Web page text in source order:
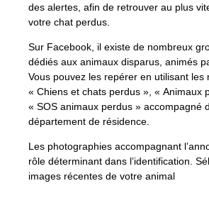
des alertes, afin de retrouver au plus
votre chat perdus.
Sur Facebook, il existe de nombreux
dédiés aux animaux disparus, animés
Vous pouvez les repérer en utilisant les
« Chiens et chats perdus », « Animaux
« SOS animaux perdus » accompagné
département de résidence.
Les photographies accompagnant
rôle déterminant dans l’identification.
images récentes de votre animal